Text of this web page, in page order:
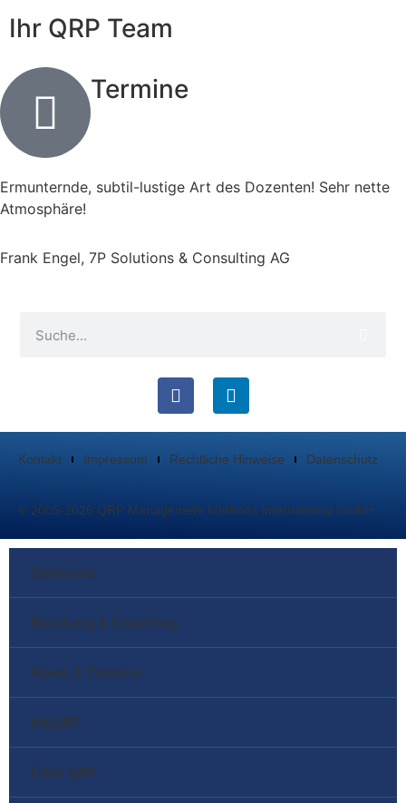
Ihr QRP Team
Termine
Ermunternde, subtil-lustige Art des Dozenten! Sehr nette
Atmosphäre!
Frank Engel, 7P Solutions & Consulting AG
Kontakt Impressum Rechtliche Hinweise Datenschutz
© 2005-2026 QRP Management Methods International GmbH
Seminare
Beratung & Coaching
News & Termine
MyQRP
Über QRP